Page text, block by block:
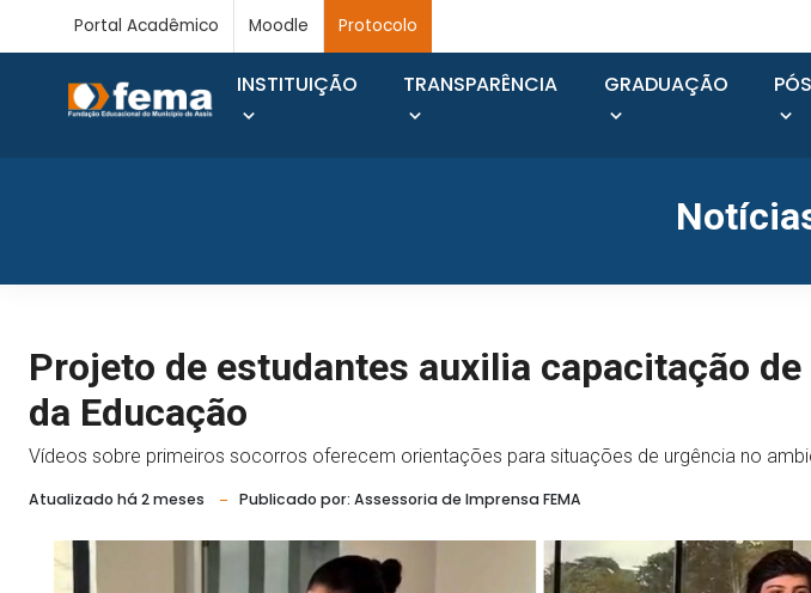
Portal Acadêmico Moodle Protocolo
INSTITUIÇÃO TRANSPARÊNCIA GRADUAÇÃO
Projeto de estudantes auxilia capacitação
da Educação
Vídeos sobre primeiros socorros oferecem orientações para situações de urgência no
Atualizado há 2 meses Publicado por: Assessoria de Imprensa FEMA